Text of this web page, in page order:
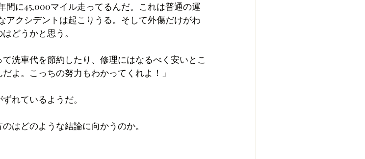
間に45,000マイル走ってるんだ。これは普通の運
アクシデントは起こりうる。そして外傷だけがわ
どうかと思う。
洗車代を節約したり、修理にはなるべく安いとこ
よ。こっちの努力もわかってくれよ！」
れているようだ。
はどのような結論に向かうのか。